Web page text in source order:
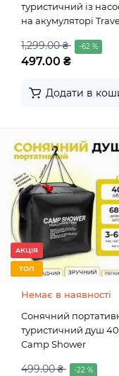
туристичний із
на акумуляторі
1,299.00 ₴ -62 %
497.00 ₴
Додати в
АКЦІЯ
ТОП
Немає в наявності
Сонячний
туристичний душ 40
Camp Shower
499.00 ₴ -22 %